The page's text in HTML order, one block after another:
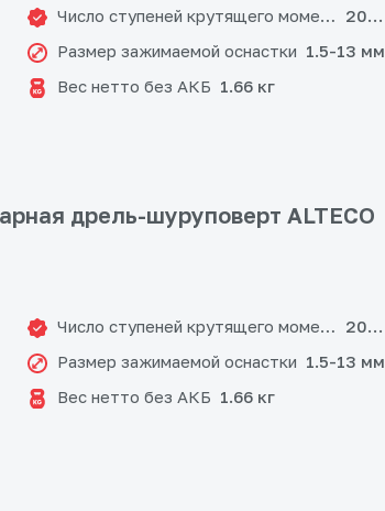
Число ступеней крутящего момента20+3
Размер зажимаемой оснастки 1.5-13 мм
Вес нетто без АКБ 1.66 кг
дрель-шуруповерт ALTECO
Число ступеней крутящего момента20+3
Размер зажимаемой оснастки 1.5-13 мм
Вес нетто без АКБ 1.66 кг